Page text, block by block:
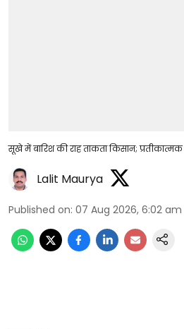
सूखे में बारिश की राह ताकता किसान;
Lalit Maurya
Published on: 07 Aug 2026, 6:02 am